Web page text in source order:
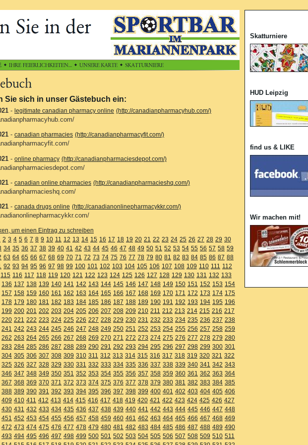
Sie sich in unser Gästebuch ein:
- legitimate canadian pharmacy online (http://canadianpharmacyhub.com/)
- canadian pharmacies (http://canadianpharmacyfit.com/)
- online pharmacy (http://canadianpharmaciesdepot.com/)
- canadian online pharmacies (http://canadianpharmacieshq.com/)
- canada drugs online (http://canadianonlinepharmacykkr.com/)
um einen Eintrag zu schreiben
2 3 4 5 6 7 8 9 10 11 12 13 14 15 16 17 18 19 20 21 22 23 24 25 26 27 28 29 30
34 35 36 37 38 39 40 41 42 43 44 45 46 47 48 49 50 51 52 53 54 55 56 57 58 59
63 64 65 66 67 68 69 70 71 72 73 74 75 76 77 78 79 80 81 82 83 84 85 86 87 88
92 93 94 95 96 97 98 99 100 101 102 103 104 105 106 107 108 109 110 111 112
115 116 117 118 119 120 121 122 123 124 125 126 127 128 129 130 131 132 133
136 137 138 139 140 141 142 143 144 145 146 147 148 149 150 151 152 153 154
157 158 159 160 161 162 163 164 165 166 167 168 169 170 171 172 173 174 175
178 179 180 181 182 183 184 185 186 187 188 189 190 191 192 193 194 195 196
199 200 201 202 203 204 205 206 207 208 209 210 211 212 213 214 215 216 217
220 221 222 223 224 225 226 227 228 229 230 231 232 233 234 235 236 237 238
241 242 243 244 245 246 247 248 249 250 251 252 253 254 255 256 257 258 259
262 263 264 265 266 267 268 269 270 271 272 273 274 275 276 277 278 279 280
283 284 285 286 287 288 289 290 291 292 293 294 295 296 297 298 299 300 301
304 305 306 307 308 309 310 311 312 313 314 315 316 317 318 319 320 321 322
325 326 327 328 329 330 331 332 333 334 335 336 337 338 339 340 341 342 343
346 347 348 349 350 351 352 353 354 355 356 357 358 359 360 361 362 363 364
367 368 369 370 371 372 373 374 375 376 377 378 379 380 381 382 383 384 385
388 389 390 391 392 393 394 395 396 397 398 399 400 401 402 403 404 405 406
409 410 411 412 413 414 415 416 417 418 419 420 421 422 423 424 425 426 427
430 431 432 433 434 435 436 437 438 439 440 441 442 443 444 445 446 447 448
451 452 453 454 455 456 457 458 459 460 461 462 463 464 465 466 467 468 469
472 473 474 475 476 477 478 479 480 481 482 483 484 485 486 487 488 489 490
493 494 495 496 497 498 499 500 501 502 503 504 505 506 507 508 509 510 511
Skatturniere
HUD Leipzig
find us & LIKE
Wir machen mit!